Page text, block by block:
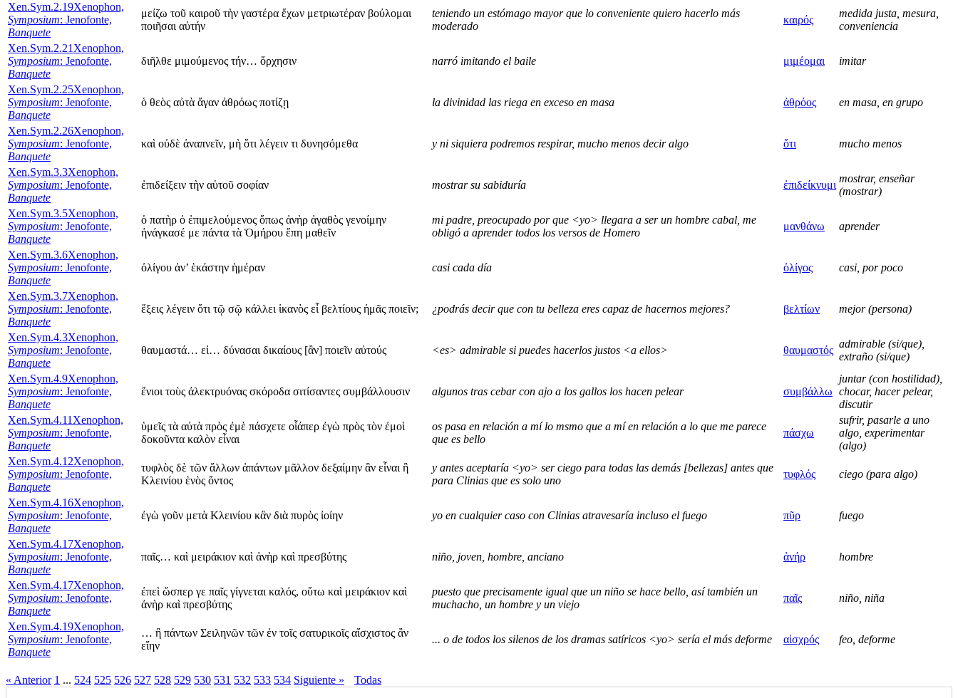
Xen.Sym.2.19Xenophon,
Symposium: Jenofonte,
Banquete
μείζω τοῦ καιροῦ τὴν γαστέρα ἔχων μετριωτέραν βούλομαι
ποιῆσαι αὐτήν
teniendo un estómago mayor que lo conveniente quiero hacerlo más
moderado
καιρός
medida justa, mesura,
conveniencia
Xen.Sym.2.21 Xenophon,
Symposium: Jenofonte,
Banquete
διῆλθε μιμούμενος τήν… ὄρχησιν narró imitando el baile μιμέομαι imitar
Xen.Sym.2.25Xenophon,
Symposium: Jenofonte,
Banquete
ὁ θεὸς αὐτὰ ἄγαν ἀθρόως ποτίζῃ la divinidad las riega en exceso en masa ἀθρόος en masa, en grupo
Xen.Sym.2.26Xenophon,
Symposium: Jenofonte,
Banquete
καὶ οὐδὲ ἀναπνεῖν, μὴ ὅτι λέγειν τι δυνησόμεθα y ni siquiera podremos respirar, mucho menos decir algo ὅτι mucho menos
Xen.Sym.3.3Xenophon,
Symposium: Jenofonte,
Banquete
ἐπιδείξειν τὴν αὑτοῦ σοφίαν mostrar su sabiduría ἐπιδείκνυμι
mostrar, enseñar
(mostrar)
Xen.Sym.3.5Xenophon,
Symposium: Jenofonte,
Banquete
ὁ πατὴρ ὁ ἐπιμελούμενος ὅπως ἀνὴρ ἀγαθὸς γενοίμην
ἠνάγκασέ με πάντα τὰ Ὁμήρου ἔπη μαθεῖν
mi padre, preocupado por que <yo> llegara a ser un hombre cabal, me
obligó a aprender todos los versos de Homero
μανθάνω aprender
Xen.Sym.3.6Xenophon,
Symposium: Jenofonte,
Banquete
ὀλίγου ἀν’ ἑκάστην ἡμέραν casi cada día ὀλίγος casi, por poco
Xen.Sym.3.7Xenophon,
Symposium: Jenofonte,
Banquete
ἕξεις λέγειν ὅτι τῷ σῷ κάλλει ἱκανὸς εἶ βελτίους ἡμᾶς ποιεῖν; ¿podrás decir que con tu belleza eres capaz de hacernos mejores? βελτίων mejor (persona)
Xen.Sym.4.3Xenophon,
Symposium: Jenofonte,
Banquete
θαυμαστά… εἰ… δύνασαι δικαίους [ἂν] ποιεῖν αὐτούς <es> admirable si puedes hacerlos justos <a ellos> θαυμαστός
admirable (si/que),
extraño (si/que)
Xen.Sym.4.9Xenophon,
Symposium: Jenofonte,
Banquete
ἔνιοι τοὺς ἀλεκτρυόνας σκόροδα σιτίσαντες συμβάλλουσιν algunos tras cebar con ajo a los gallos los hacen pelear συμβάλλω
juntar (con hostilidad),
chocar, hacer pelear,
discutir
Xen.Sym.4.11 Xenophon,
Symposium: Jenofonte,
Banquete
ὑμεῖς τὰ αὐτὰ πρὸς ἐμὲ πάσχετε οἷάπερ ἐγὼ πρὸς τὸν ἐμοὶ
δοκοῦντα καλὸν εἶναι
os pasa en relación a mí lo msmo que a mí en relación a lo que me parece
que es bello
πάσχω
sufrir, pasarle a uno
algo, experimentar
(algo)
Xen.Sym.4.12Xenophon,
Symposium: Jenofonte,
Banquete
τυφλὸς δὲ τῶν ἄλλων ἁπάντων μᾶλλον δεξαίμην ἂν εἶναι ἢ
Κλεινίου ἑνὸς ὄντος
y antes aceptaría <yo> ser ciego para todas las demás [bellezas] antes que
para Clinias que es solo uno
τυφλός ciego (para algo)
Xen.Sym.4.16Xenophon,
Symposium: Jenofonte,
Banquete
ἐγὼ γοῦν μετὰ Κλεινίου κἂν διὰ πυρὸς ἰοίην yo en cualquier caso con Clinias atravesaría incluso el fuego πῦρ fuego
Xen.Sym.4.17Xenophon,
Symposium: Jenofonte,
Banquete
παῖς… καὶ μειράκιον καὶ ἀνὴρ καὶ πρεσβύτης niño, joven, hombre, anciano ἀνήρ hombre
Xen.Sym.4.17Xenophon,
Symposium: Jenofonte,
Banquete
ἐπεὶ ὥσπερ γε παῖς γίγνεται καλός, οὕτω καὶ μειράκιον καὶ
ἀνὴρ καὶ πρεσβύτης
puesto que precisamente igual que un niño se hace bello, así también un
muchacho, un hombre y un viejo
παῖς niño, niña
Xen.Sym.4.19Xenophon,
Symposium: Jenofonte,
Banquete
… ἢ πάντων Σειληνῶν τῶν ἐν τοῖς σατυρικοῖς αἴσχιστος ἂν
εἴην
... o de todos los silenos de los dramas satíricos <yo> sería el más deforme αἰσχρός feo, deforme
« Anterior 1 ... 524 525 526 527 528 529 530 531 532 533 534 Siguiente » Todas